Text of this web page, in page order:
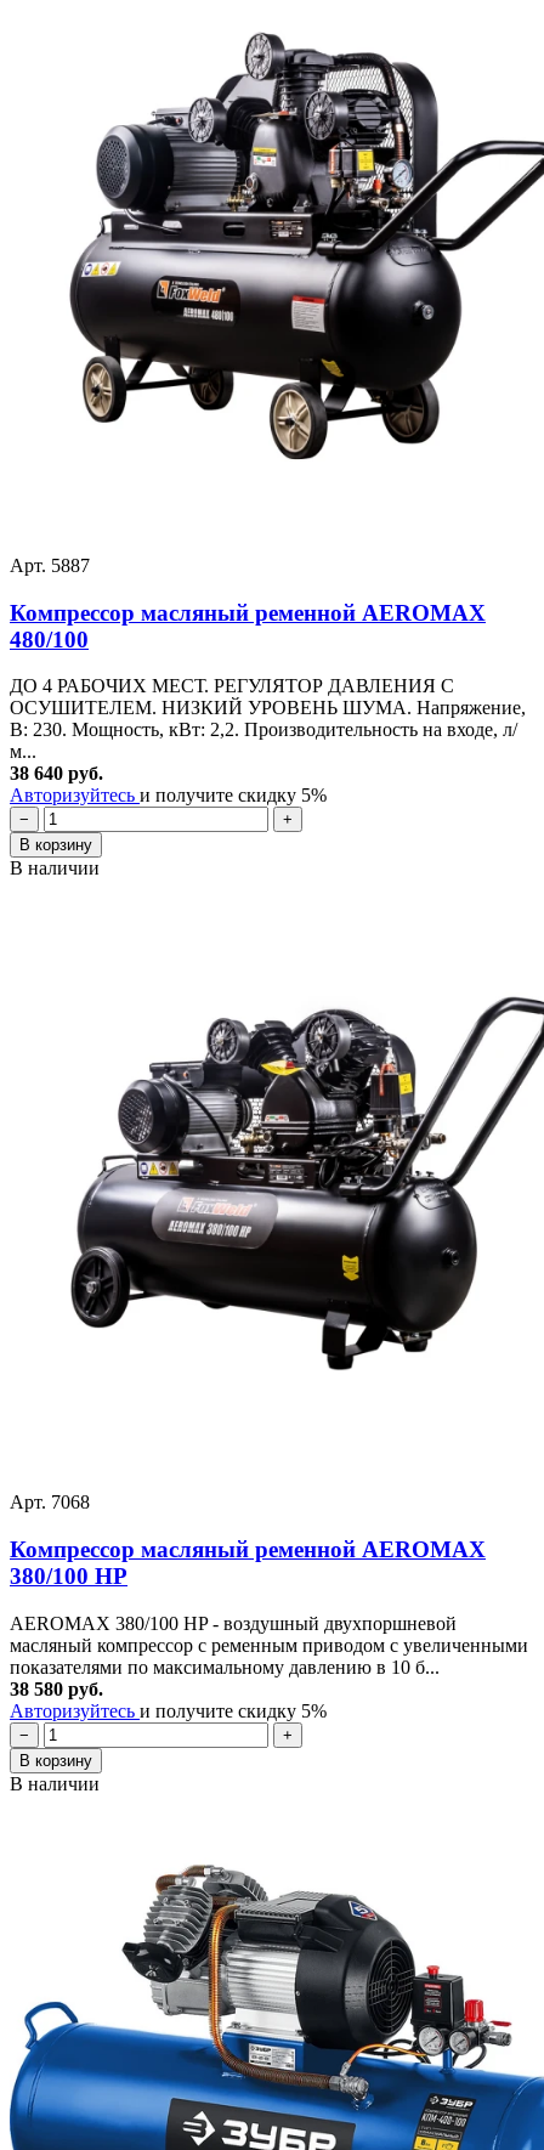
Арт. 5887
Компрессор масляный ременной AEROMAX
480/100
ДО 4 РАБОЧИХ МЕСТ. РЕГУЛЯТОР ДАВЛЕНИЯ С
ОСУШИТЕЛЕМ. НИЗКИЙ УРОВЕНЬ ШУМА. Напряжение,
В: 230. Мощность, кВт: 2,2. Производительность на входе, л/
м...
38 640 руб.
Авторизуйтесь и получите скидку 5%
−
+
В корзину
В наличии
Арт. 7068
Компрессор масляный ременной AEROMAX
380/100 HP
AEROMAX 380/100 HP - воздушный двухпоршневой
масляный компрессор с ременным приводом с увеличенными
показателями по максимальному давлению в 10 б...
38 580 руб.
Авторизуйтесь и получите скидку 5%
−
+
В корзину
В наличии